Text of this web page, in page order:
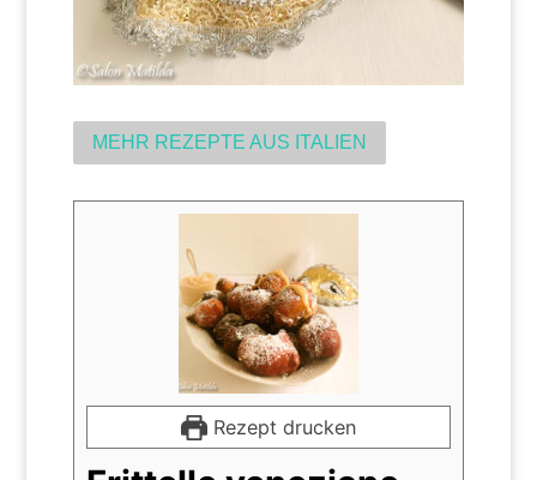
MEHR REZEPTE AUS ITALIEN
Rezept drucken